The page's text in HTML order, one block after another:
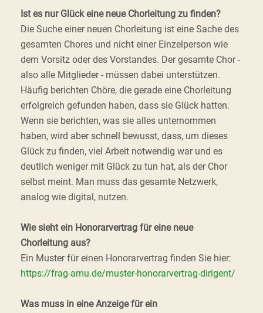
Ist es nur Glück eine neue Chorleitung zu finden?
Die Suche einer neuen Chorleitung ist eine Sache des
gesamten Chores und nicht einer Einzelperson wie
dem Vorsitz oder des Vorstandes. Der gesamte Chor -
also alle Mitglieder - müssen dabei unterstützen.
Häufig berichten Chöre, die gerade eine Chorleitung
erfolgreich gefunden haben, dass sie Glück hatten.
Wenn sie berichten, was sie alles unternommen
haben, wird aber schnell bewusst, dass, um dieses
Glück zu finden, viel Arbeit notwendig war und es
deutlich weniger mit Glück zu tun hat, als der Chor
selbst meint. Man muss das gesamte Netzwerk,
analog wie digital, nutzen.
Wie sieht ein Honorarvertrag für eine neue
Chorleitung aus?
Ein Muster für einen Honorarvertrag finden Sie hier:
https://frag-amu.de/muster-honorarvertrag-dirigent/
Was muss in eine Anzeige für ein